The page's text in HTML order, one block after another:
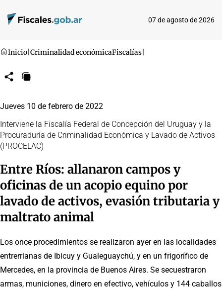
07 de agosto de 2026
Inicio Criminalidad económicaFiscalías
CompartirCopiar
Jueves 10 de febrero de 2022
Interviene la Fiscalía Federal de Concepción del Uruguay y la
Procuraduría de Criminalidad Económica y Lavado de Activos
(PROCELAC)
Entre Ríos: allanaron campos y
oficinas de un acopio equino por
lavado de activos, evasión tributaria y
maltrato animal
Los once procedimientos se realizaron ayer en las localidades
entrerrianas de Ibicuy y Gualeguaychú, y en un frigorífico de
Mercedes, en la provincia de Buenos Aires. Se secuestraron
armas, municiones, dinero en efectivo, vehículos y 144 caballos